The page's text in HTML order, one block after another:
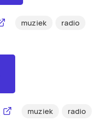
muziek radio
muziek radio